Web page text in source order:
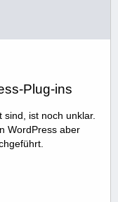
Plug-ins
ist noch unklar.
WordPress aber